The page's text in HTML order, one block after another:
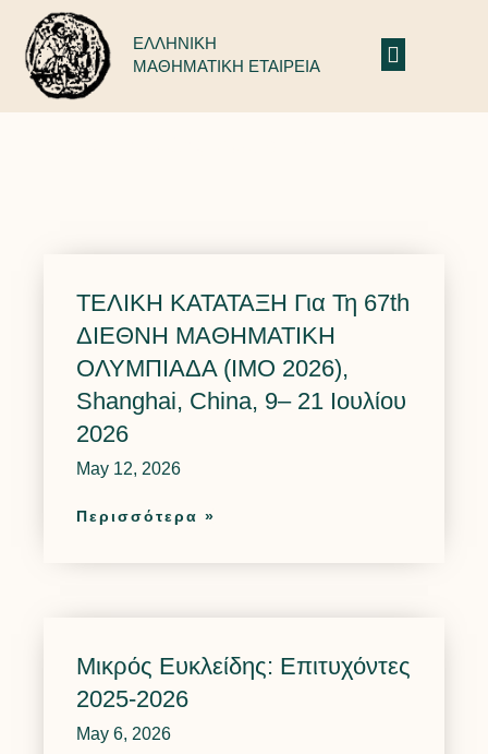
ΕΛΛΗΝΙΚΗ
ΜΑΘΗΜΑΤΙΚΗ ΕΤΑΙΡΕΙΑ
ΤΕΛΙΚΗ ΚΑΤΑΤΑΞΗ Για Τη 67th
ΔΙΕΘΝΗ ΜΑΘΗΜΑΤΙΚΗ
ΟΛΥΜΠΙΑΔΑ (IMO 2026),
Shanghai, China, 9– 21 Ιουλίου
2026
May 12, 2026
Περισσότερα »
Μικρός Ευκλείδης: Επιτυχόντες
2025-2026
May 6, 2026